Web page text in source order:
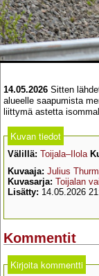
14.05.2026 Sitten
alueelle saapumista
liittymä astetta
Kuvan tiedot
Välillä: Toijala–Ilola
Kuvaaja: Julius
Kuvasarja: Toijalan
Lisätty: 14.05.2026
Kommentit
Kirjoita kommentti